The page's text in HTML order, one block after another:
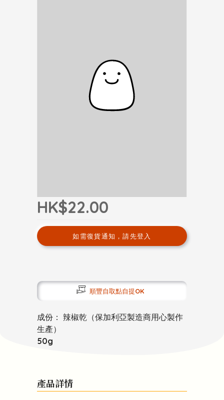
HK$22.00
如需復貨通知，請先登入
順豐自取點自提OK
成份： 辣椒乾（保加利亞製造商用心製作
生產）
50g
產品詳情